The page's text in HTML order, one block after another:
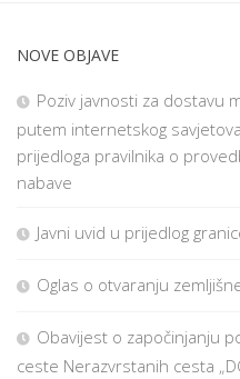
NOVE OBJAVE
Poziv javnosti za dostavu
putem internetskog
prijedloga pravilnika o
nabave
Javni uvid u prijedlog
Oglas o otvaranju
Obavijest o započinjanju
ceste Nerazvrstanih cesta